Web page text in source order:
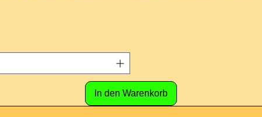
In den Warenkorb